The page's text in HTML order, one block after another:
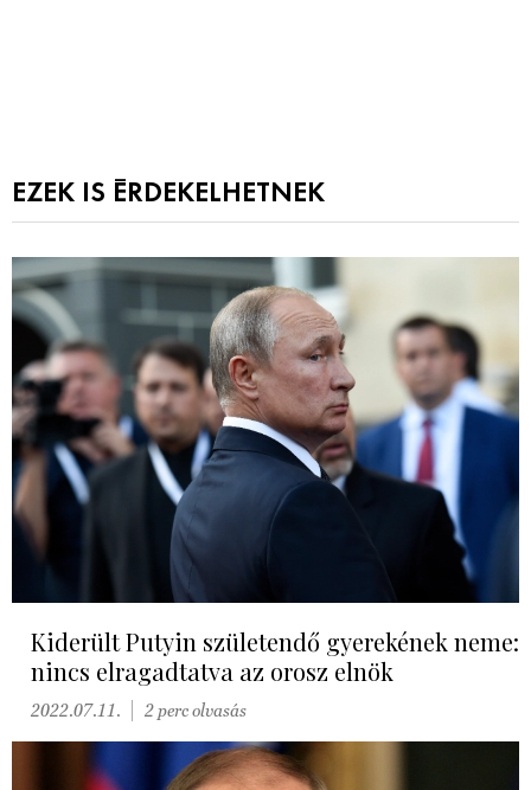
EZEK IS ÉRDEKELHETNEK
Kiderült Putyin születendő gyerekének neme:
nincs elragadtatva az orosz elnök
2022.07.11. 2 perc olvasás